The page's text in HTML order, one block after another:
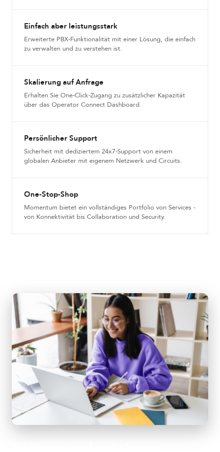
Einfach aber leistungsstark
Erweiterte PBX-Funktionalität mit einer Lösung, die einfach
zu verwalten und zu verstehen ist.
Skalierung auf Anfrage
Erhalten Sie One-Click-Zugang zu zusätzlicher Kapazität
über das Operator Connect Dashboard.
Persönlicher Support
Sicherheit mit dediziertem 24x7-Support von einem
globalen Anbieter mit eigenem Netzwerk und Circuits.
One-Stop-Shop
Momentum bietet ein vollständiges Portfolio von Services -
von Konnektivität bis Collaboration und Security.